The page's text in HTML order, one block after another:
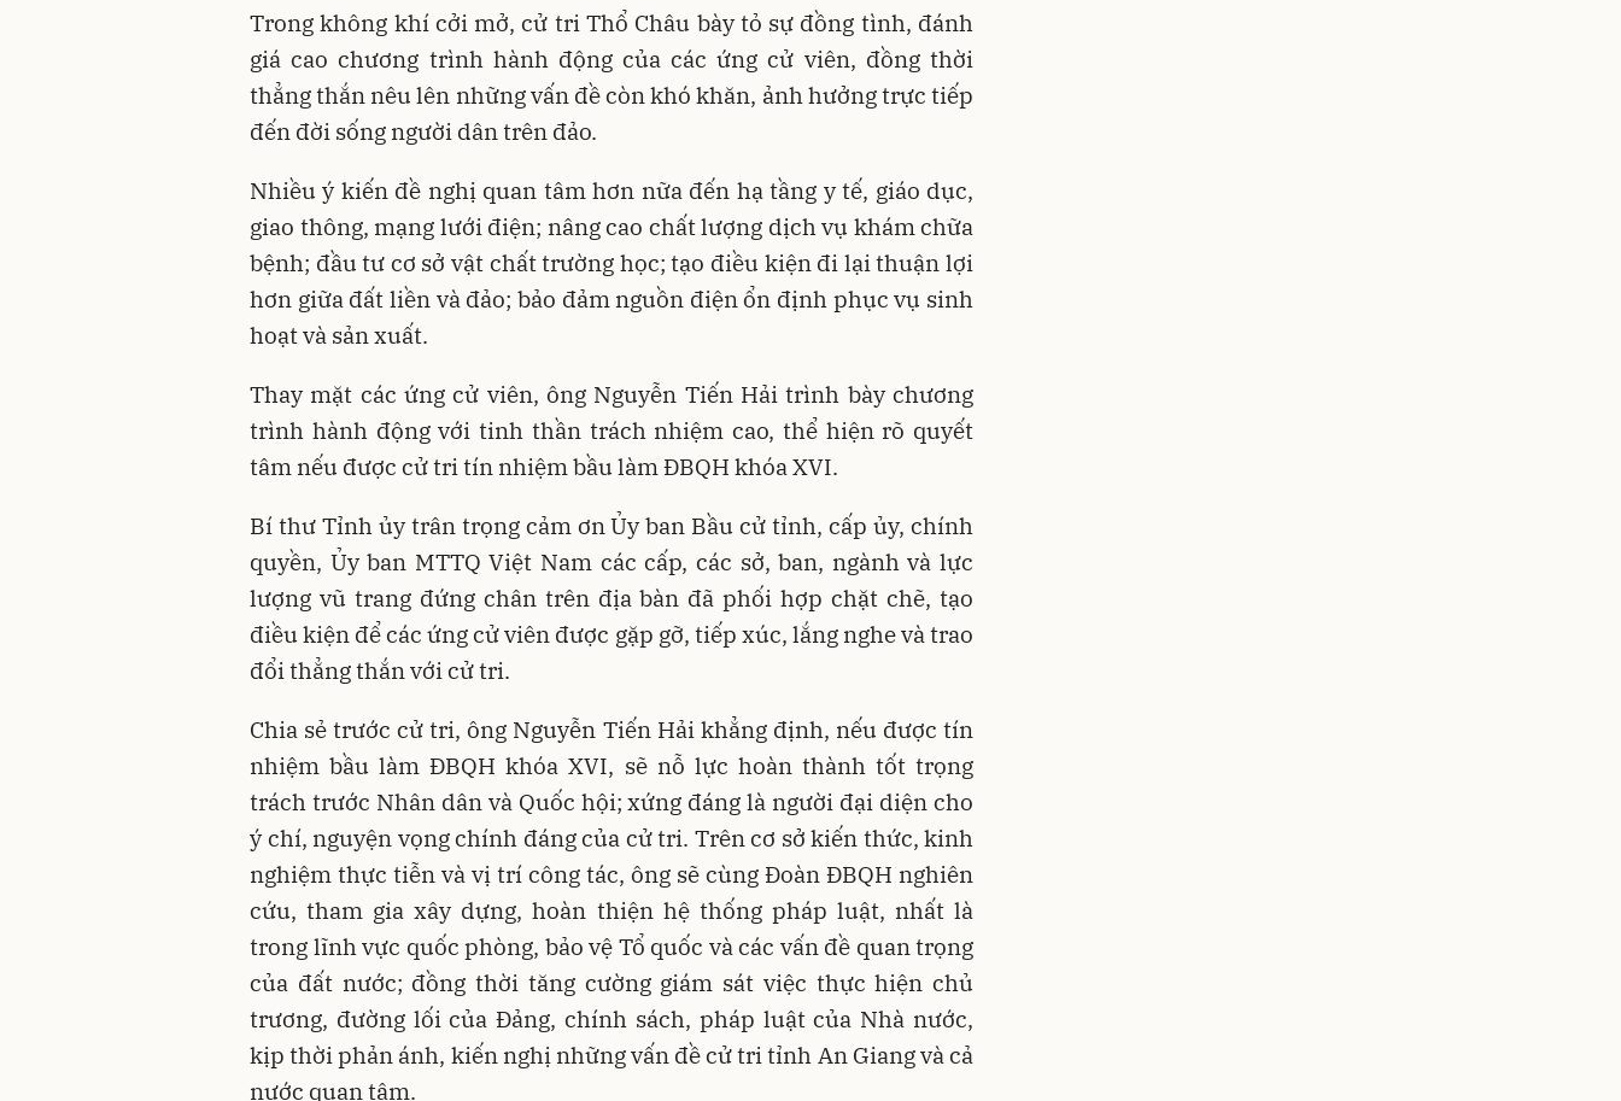
Trong không khí cởi mở, cử tri Thổ Châu bày tỏ sự đồng tình, đánh
giá cao chương trình hành động của các ứng cử viên, đồng thời
thẳng thắn nêu lên những vấn đề còn khó khăn, ảnh hưởng trực tiếp
đến đời sống người dân trên đảo.
Nhiều ý kiến đề nghị quan tâm hơn nữa đến hạ tầng y tế, giáo dục,
giao thông, mạng lưới điện; nâng cao chất lượng dịch vụ khám chữa
bệnh; đầu tư cơ sở vật chất trường học; tạo điều kiện đi lại thuận lợi
hơn giữa đất liền và đảo; bảo đảm nguồn điện ổn định phục vụ sinh
hoạt và sản xuất.
Thay mặt các ứng cử viên, ông Nguyễn Tiến Hải trình bày chương
trình hành động với tinh thần trách nhiệm cao, thể hiện rõ quyết
tâm nếu được cử tri tín nhiệm bầu làm ĐBQH khóa XVI.
Bí thư Tỉnh ủy trân trọng cảm ơn Ủy ban Bầu cử tỉnh, cấp ủy, chính
quyền, Ủy ban MTTQ Việt Nam các cấp, các sở, ban, ngành và lực
lượng vũ trang đứng chân trên địa bàn đã phối hợp chặt chẽ, tạo
điều kiện để các ứng cử viên được gặp gỡ, tiếp xúc, lắng nghe và trao
đổi thẳng thắn với cử tri.
Chia sẻ trước cử tri, ông Nguyễn Tiến Hải khẳng định, nếu được tín
nhiệm bầu làm ĐBQH khóa XVI, sẽ nỗ lực hoàn thành tốt trọng
trách trước Nhân dân và Quốc hội; xứng đáng là người đại diện cho
ý chí, nguyện vọng chính đáng của cử tri. Trên cơ sở kiến thức, kinh
nghiệm thực tiễn và vị trí công tác, ông sẽ cùng Đoàn ĐBQH nghiên
cứu, tham gia xây dựng, hoàn thiện hệ thống pháp luật, nhất là
trong lĩnh vực quốc phòng, bảo vệ Tổ quốc và các vấn đề quan trọng
của đất nước; đồng thời tăng cường giám sát việc thực hiện chủ
trương, đường lối của Đảng, chính sách, pháp luật của Nhà nước,
kịp thời phản ánh, kiến nghị những vấn đề cử tri tỉnh An Giang và cả
nước quan tâm.